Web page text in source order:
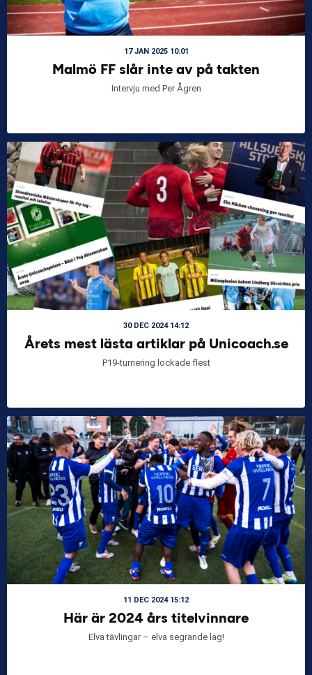
17 JAN 2025 10:01
Malmö FF slår inte av på takten
Intervju med Per Ågren
30 DEC 2024 14:12
Årets mest lästa artiklar på Unicoach.se
P19-turnering lockade flest
11 DEC 2024 15:12
Här är 2024 års titelvinnare
Elva tävlingar – elva segrande lag!